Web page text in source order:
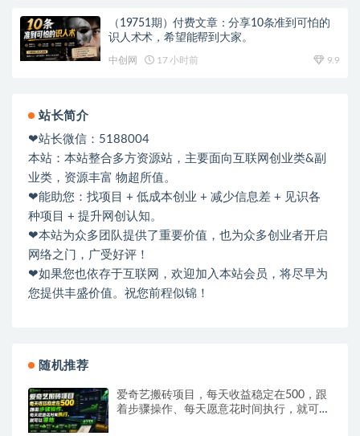
（19751期）付费文章：分享10条准到可怕的
识人术术，希望能帮到大家。
中创网 17 小时前 9.9
站长简介
❤站长微信：5188004
本站：本站整合多方资源站，主要面向互联网创业类&副
业类，资源丰富 物超所值。
❤能助您：找项目 + 低成本创业 + 减少信息差 + 见识各
种项目 + 提升网创认知。
❤本站为众多团队提供了重要价值，也为众多创业者开启
网络之门，广受好评！
❤如果您也依存于互联网，欢迎加入本站会员，将尽早为
您提供丰盛价值。祝您前程似锦！
随机推荐
爱奇艺搬砖项目，每天收益稳定在500，跟
着步骤操作、每天愿意花时间执行，就可以